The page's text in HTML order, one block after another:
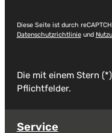
Diese Seite ist durch
Datenschutzrichtlinieund
Die mit einem Stern
Pflichtfelder.
Service